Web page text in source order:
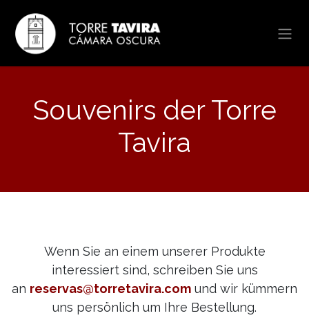
Souvenirs der Torre
Tavira​
Wenn Sie an einem unserer Produkte
interessiert sind, schreiben Sie uns
an reservas@to​rretavira.com und wir kümmern
uns persönlich um Ihre Bestellung.